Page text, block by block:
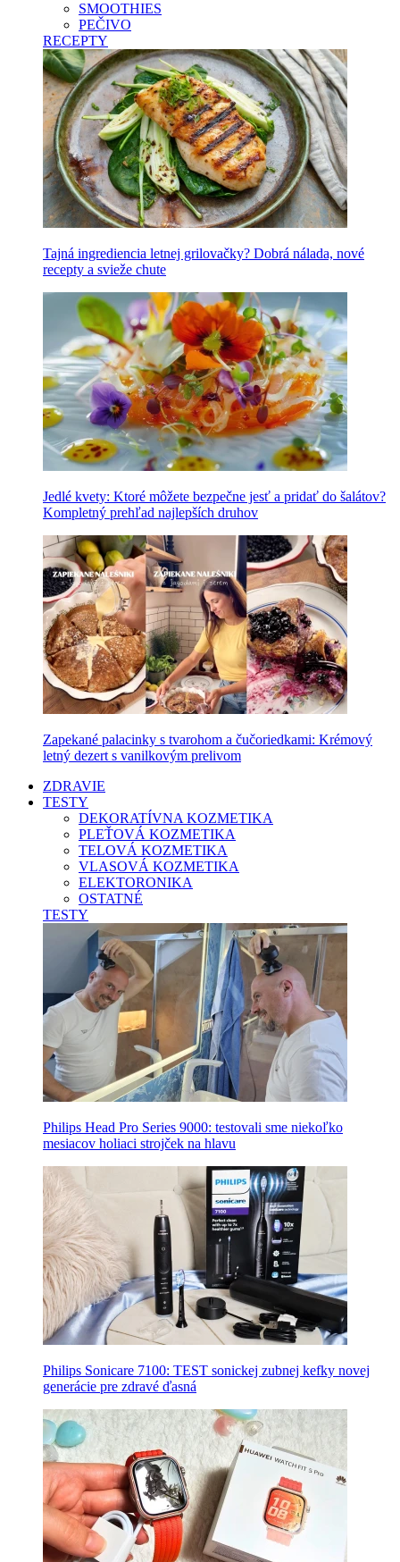
SMOOTHIES
PEČIVO
RECEPTY
Tajná ingrediencia letnej grilovačky? Dobrá nálada, nové
recepty a svieže chute
Jedlé kvety: Ktoré môžete bezpečne jesť a pridať do šalátov?
Kompletný prehľad najlepších druhov
Zapekané palacinky s tvarohom a čučoriedkami: Krémový
letný dezert s vanilkovým prelivom
ZDRAVIE
TESTY
DEKORATÍVNA KOZMETIKA
PLEŤOVÁ KOZMETIKA
TELOVÁ KOZMETIKA
VLASOVÁ KOZMETIKA
ELEKTORONIKA
OSTATNÉ
TESTY
Philips Head Pro Series 9000: testovali sme niekoľko
mesiacov holiaci strojček na hlavu
Philips Sonicare 7100: TEST sonickej zubnej kefky novej
generácie pre zdravé ďasná